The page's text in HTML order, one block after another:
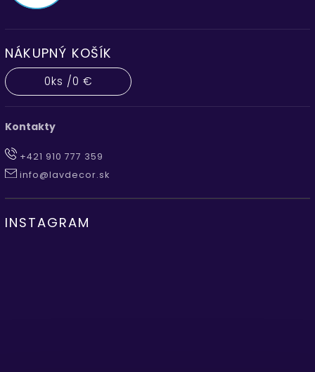
NÁKUPNÝ KOŠÍK
0ks /0 €
Kontakty
+421 910 777 359
info@lavdecor.sk
INSTAGRAM